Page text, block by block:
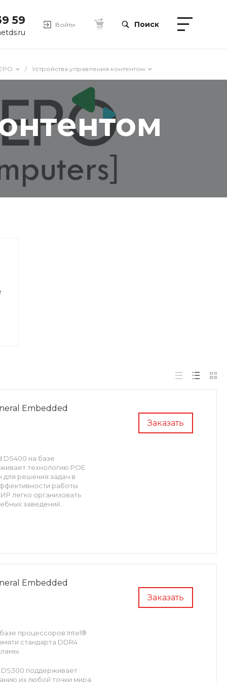
59 Войти Поиск
/ Устройства управления контентом
Заказать
Embedded
DS400 на базе
технологию POE
решения задач в
работы
легко организовать
заведений.
широкие возможности по
КИР, а также
Заказать
Embedded
процессоров Intel®
стандарта DDR4
DS300 поддерживает
из любой точки мира.